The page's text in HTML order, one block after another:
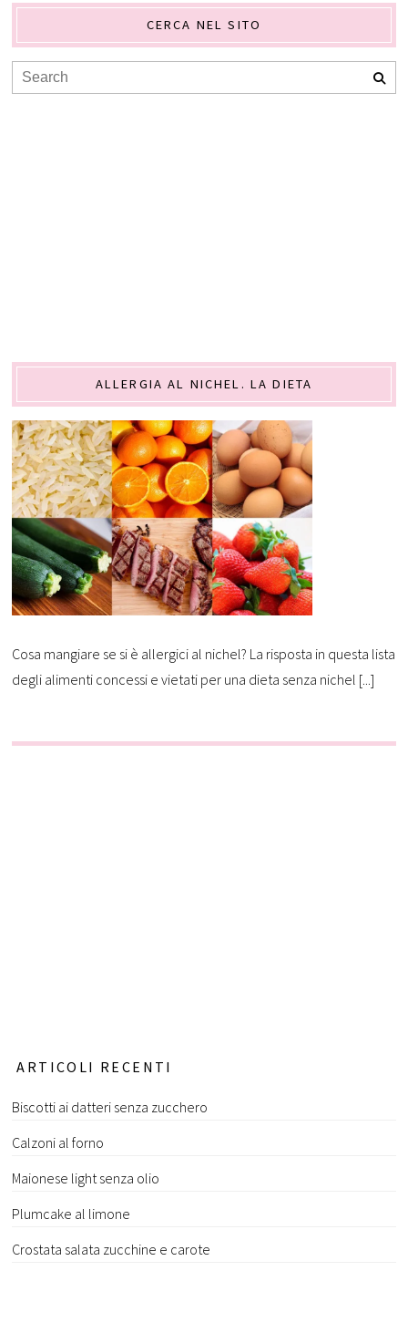
CERCA NEL SITO
ALLERGIA AL NICHEL. LA DIETA
Cosa mangiare se si è allergici al nichel? La risposta in questa lista
degli alimenti concessi e vietati per una dieta senza nichel [...]
ARTICOLI RECENTI
Biscotti ai datteri senza zucchero
Calzoni al forno
Maionese light senza olio
Plumcake al limone
Crostata salata zucchine e carote